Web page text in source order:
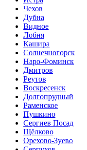
Чехов
Дубна
Видное
Лобня
Кашира
Солнечногорск
Наро-Фоминск
Дмитров
Реутов
Воскресенск
Долгопрудный
Раменское
Пушкино
Сергиев Посад
Щёлково
Орехово-Зуево